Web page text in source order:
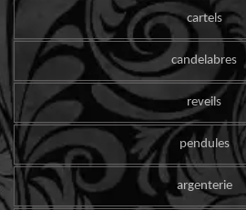
cartels
candelabres
reveils
pendules
argenterie